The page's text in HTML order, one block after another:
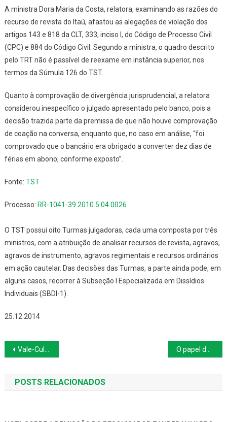
A ministra Dora Maria da Costa, relatora, examinando as razões do
recurso de revista do Itaú, afastou as alegações de violação dos
artigos 143 e 818 da CLT, 333, inciso I, do Código de Processo Civil
(CPC) e 884 do Código Civil. Segundo a ministra, o quadro descrito
pelo TRT não é passível de reexame em instância superior, nos
termos da Súmula 126 do TST.
Quanto à comprovação de divergência jurisprudencial, a relatora
considerou inespecífico o julgado apresentado pelo banco, pois a
decisão trazida parte da premissa de que não houve comprovação
de coação na conversa, enquanto que, no caso em análise, “foi
comprovado que o bancário era obrigado a converter dez dias de
férias em abono, conforme exposto”.
Fonte: TST
Processo: RR-1041-39.2010.5.04.0026
O TST possui oito Turmas julgadoras, cada uma composta por três
ministros, com a atribuição de analisar recursos de revista, agravos,
agravos de instrumento, agravos regimentais e recursos ordinários
em ação cautelar. Das decisões das Turmas, a parte ainda pode, em
alguns casos, recorrer à Subseção I Especializada em Dissídios
Individuais (SBDI-1).
25.12.2014
Navegação
de
Post
Vale-Cultura beneficia 264 mil trabalhadores após um ano em vigor
POSTS RELACIONADOS